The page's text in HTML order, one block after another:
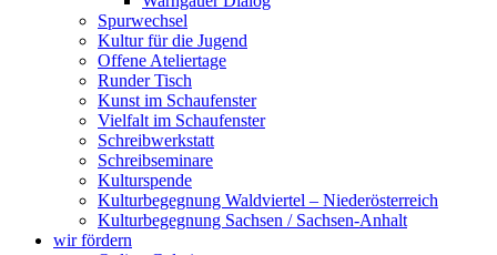
Spurwechsel
Kultur für die Jugend
Offene Ateliertage
Runder Tisch
Kunst im Schaufenster
Vielfalt im Schaufenster
Schreibwerkstatt
Schreibseminare
Kulturspende
Kulturbegegnung Waldviertel – Niederösterreich
Kulturbegegnung Sachsen / Sachsen-Anhalt
wir fördern